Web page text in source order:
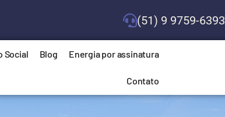
(51) 9 9759-6393
Social Blog Energia por assinatura
Contato